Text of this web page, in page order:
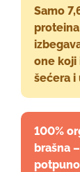
Samo
one koji
šećera i
100%
brašna